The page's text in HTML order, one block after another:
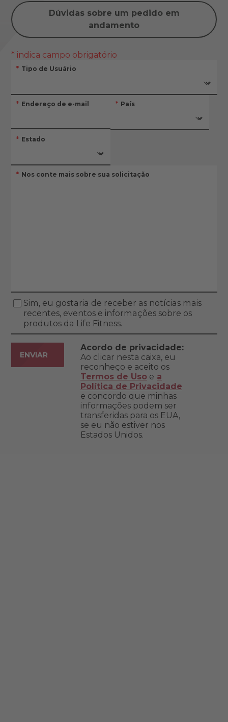
Dúvidas sobre um pedido em
andamento